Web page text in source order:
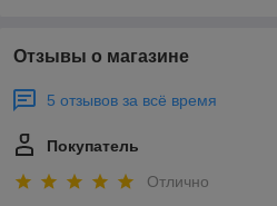
Отзывы о магазине
5 отзывов за всё время
Покупатель
Отлично